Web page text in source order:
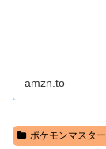
amzn.to
ポケモンマスタ